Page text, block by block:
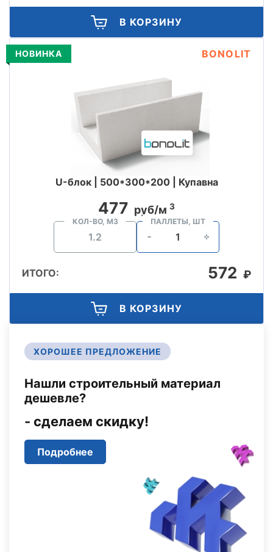
В КОРЗИНУ
НОВИНКА BONOLIT
U-блок | 500*300*200 | Купавна
477 руб/м 3
КОЛ-ВО, М3 ПАЛЛЕТЫ, ШТ
ИТОГО: 572 ₽
В КОРЗИНУ
ХОРОШЕЕ ПРЕДЛОЖЕНИЕ
Нашли строительный материал
дешевле?
- сделаем скидку!
Подробнее